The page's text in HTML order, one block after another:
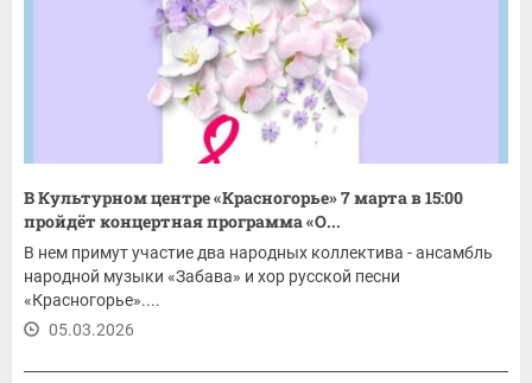
В Культурном центре «Красногорье» 7 марта в 15:00
пройдёт концертная программа «О...
В нем примут участие два народных коллектива - ансамбль
народной музыки «Забава» и хор русской песни
«Красногорье»....
05.03.2026